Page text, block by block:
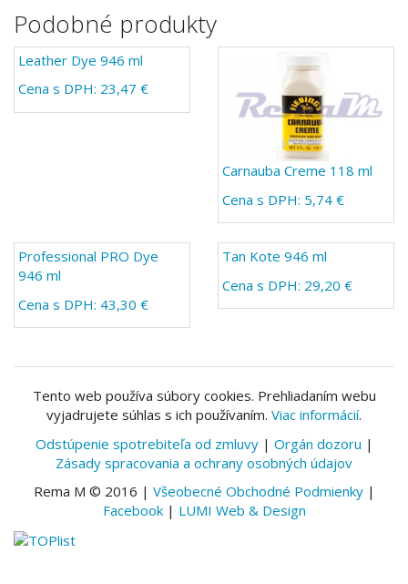
Podobné produkty
Leather Dye 946 ml
Cena s DPH: 23,47 €
Carnauba Creme 118 ml
Cena s DPH: 5,74 €
Professional PRO Dye
946 ml
Cena s DPH: 43,30 €
Tan Kote 946 ml
Cena s DPH: 29,20 €
Tento web používa súbory cookies. Prehliadaním webu
vyjadrujete súhlas s ich používaním. Viac informácií.
Odstúpenie spotrebiteľa od zmluvy| Orgán dozoru |
Zásady spracovania a ochrany osobných údajov
Rema M © 2016 | Všeobecné Obchodné Podmienky|
Facebook| LUMI Web & Design